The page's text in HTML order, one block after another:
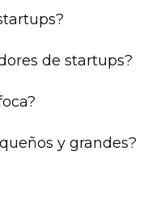
de startups?
y grandes?